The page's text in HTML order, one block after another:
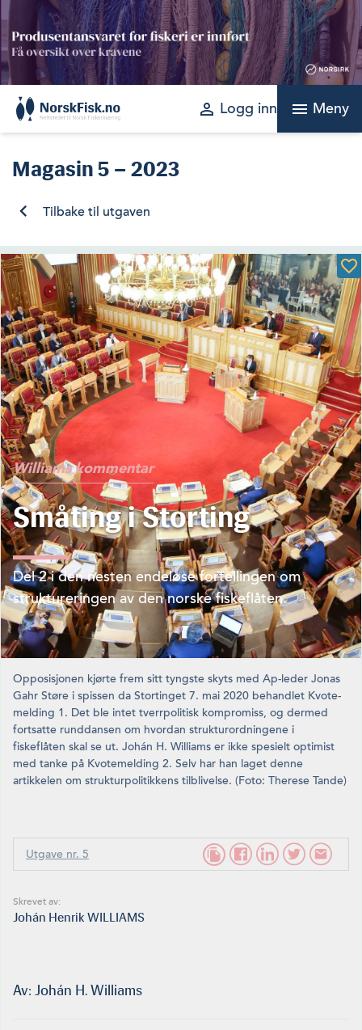
Skip
to
content
perm_identity Logg inn menu Meny
Magasin5 – 2023
Tilbake til utgaven
Williams kommentar
Småting i Storting
Del 2 i den nesten endeløse fortel­lingen om
struktureringen av den norske fiskeflåten.
Opposisjonen kjørte frem sitt tyngste skyts med Ap-leder Jonas
Gahr Støre i spissen da Stortinget 7. mai 2020 behandlet Kvote­
melding 1. Det ble intet tverrpolitisk kompromiss, og dermed
fortsatte runddansen om hvordan strukturordningene i
fiskeflåten skal se ut. Johán H. Williams er ikke spesielt optimist
med tanke på Kvotemelding 2. Selv har han laget denne
artikkelen om struk­turpolitikkens tilblivelse. (Foto: Therese Tande)
Utgave nr. 5
Skrevet av:
Johán Henrik WILLIAMS
Av: Johán H. Williams